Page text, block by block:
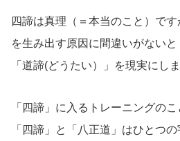
四諦は真理（＝本当のこと）で
を生み出す原因に間違いがないと
「道諦(どうたい）」を現実にしま
「四諦」に入るトレーニングの
「四諦」と「八正道」はひとつの